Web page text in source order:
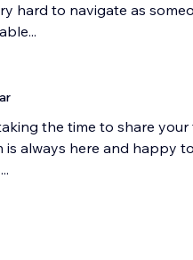
hard to navigate as
the time to share your
is always here and happy